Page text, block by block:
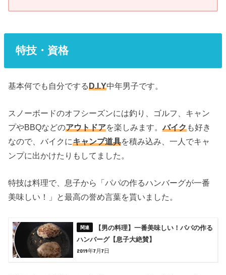
特技・資格
基本何でも自分でするD.I.Y中年男子です。
スノーボードのオフシーズンには釣り、ゴルフ、キャン
プやBBQなどのアウトドアを楽しみます。バイクも好き
なので、バイクにキャンプ道具を積み込み、一人でキャ
ンプに出かけたりもしてました。
特技は料理で、息子から「パパの作るハンバーグが一番
美味しい！」と最高の誉め言葉を貰いました。
【男の料理】一番美味しい！パパの作る
ハンバーグ【息子大絶賛】
2019年7月7日